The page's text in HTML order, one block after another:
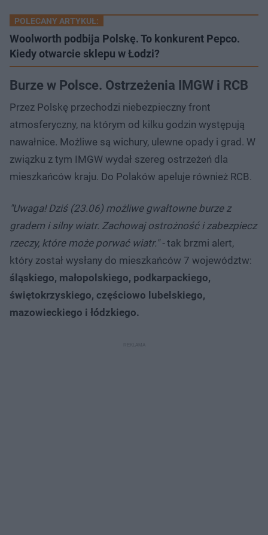
POLECANY ARTYKUŁ:
Woolworth podbija Polskę. To konkurent Pepco.
Kiedy otwarcie sklepu w Łodzi?
Burze w Polsce. Ostrzeżenia IMGW i RCB
Przez Polskę przechodzi niebezpieczny front
atmosferyczny, na którym od kilku godzin występują
nawałnice. Możliwe są wichury, ulewne opady i grad. W
związku z tym IMGW wydał szereg ostrzeżeń dla
mieszkańców kraju. Do Polaków apeluje również RCB.
"Uwaga! Dziś (23.06) możliwe gwałtowne burze z
gradem i silny wiatr. Zachowaj ostrożność i zabezpiecz
rzeczy, które może porwać wiatr." -tak brzmi alert,
który został wysłany do mieszkańców 7 województw:
śląskiego, małopolskiego, podkarpackiego,
świętokrzyskiego, częściowo lubelskiego,
mazowieckiego i łódzkiego.